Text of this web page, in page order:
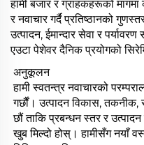
हामी बजार र ग्राहकहरूको मागमा
र नवाचार गर्दै प्रतिष्ठानको
उत्पादन, ईमान्दार सेवा र
एउटा पेशेवर दैनिक प्रयोगको
अनुकूलन
हामी स्वतन्त्र नवाचारको
गर्छौं। उत्पादन विकास, तकनीक,
छौं ताकि प्रबन्धन स्तर र
खुब मिल्दो होस्। हामीसँग नयाँ